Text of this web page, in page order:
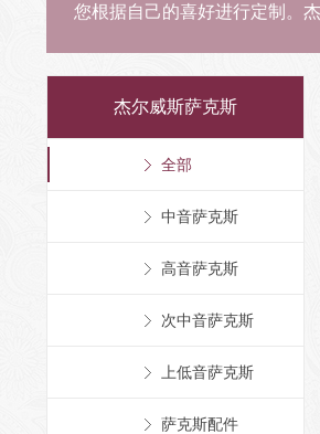
您根据自己的喜好进行定制。
杰尔威斯萨克斯
全部
中音萨克斯
高音萨克斯
次中音萨克斯
上低音萨克斯
萨克斯配件